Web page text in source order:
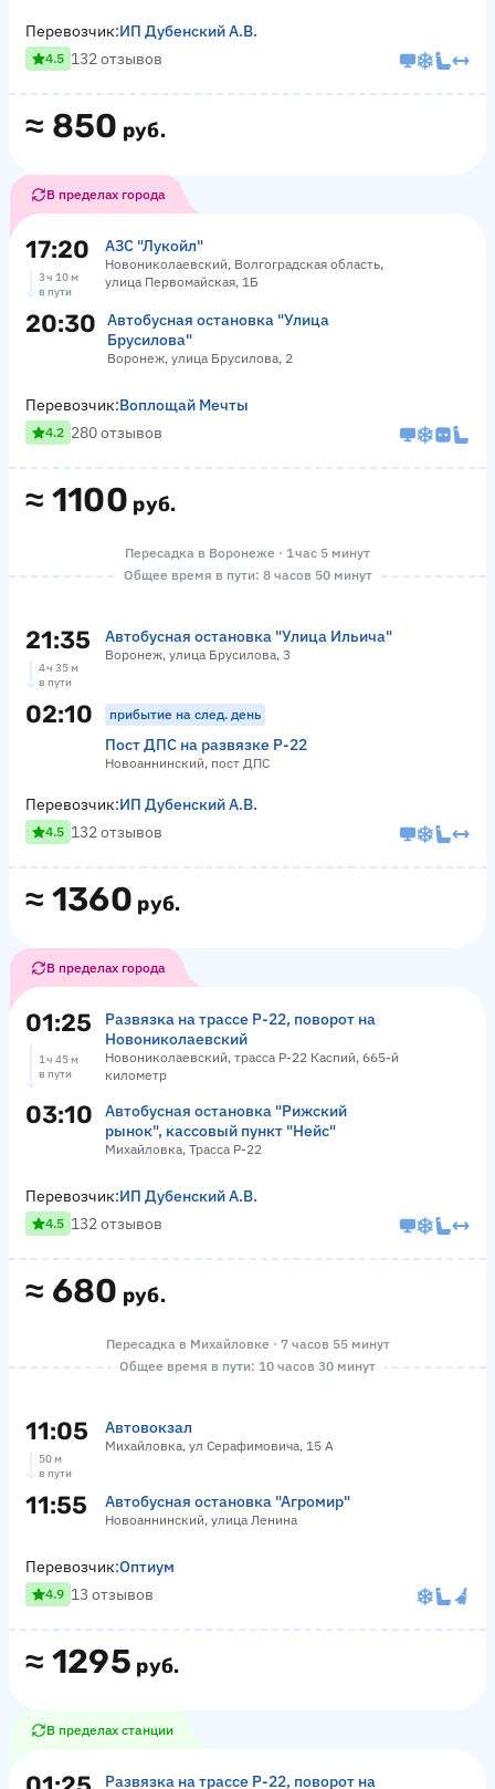
≈ 850 руб.
Перевозчик:ИП Дубенский А.В.
4.5 132 отзывов
В пределах города
17:20 АЗС "Лукойл"
Новониколаевский, Волгоградская область,
улица Первомайская, 1Б
3 ч 10 м
в пути
20:30
Автобусная остановка "Улица
Брусилова"
Воронеж, улица Брусилова, 2
≈ 1100 руб.
Перевозчик:Воплощай Мечты
4.2 280 отзывов
Пересадка в Воронеже · 1 час 5 минут
Общее время в пути: 8 часов 50 минут
21:35 Автобусная остановка "Улица Ильича"
Воронеж, улица Брусилова, 3
4 ч 35 м
в пути
02:10 прибытие на след. день
Пост ДПС на развязке Р-22
Новоаннинский, пост ДПС
≈ 1360 руб.
Перевозчик:ИП Дубенский А.В.
4.5 132 отзывов
В пределах города
01:25
Развязка на трассе Р-22, поворот на
Новониколаевский
Новониколаевский, трасса Р-22 Каспий, 665-й
километр
1 ч 45 м
в пути
03:10
Автобусная остановка "Рижский
рынок", кассовый пункт "Нейс"
Михайловка, Трасса Р-22
≈ 680 руб.
Перевозчик:ИП Дубенский А.В.
4.5 132 отзывов
Пересадка в Михайловке · 7 часов 55 минут
Общее время в пути: 10 часов 30 минут
11:05 Автовокзал
Михайловка, ул Серафимовича, 15 А
50 м
в пути
11:55 Автобусная остановка "Агромир"
Новоаннинский, улица Ленина
≈ 1295 руб.
Перевозчик:Оптиум
4.9 13 отзывов
В пределах станции
Развязка на трассе Р-22, поворот на